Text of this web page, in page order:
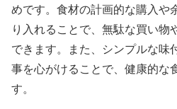
めです。食材の計画的な購入や
り入れることで、無駄な買い物
できます。また、シンプルな味
事を心がけることで、健康的な
す。